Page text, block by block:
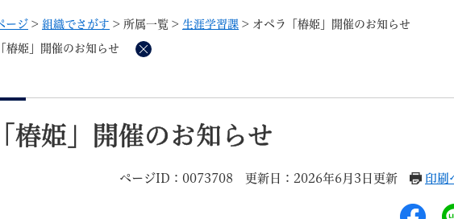
すべて ページ PDF 記事ID
： 新型コロナ ふるさと納税 特別定額給付金 マイナンバー
ージ > 組織でさがす > 所属一覧 > 生涯学習課 > オペラ「椿姫」開催のお知らせ
椿姫」開催のお知らせ
削
椿姫」開催のお知らせ
ページID：0073708 更新日：2026年6月3日更新 印刷